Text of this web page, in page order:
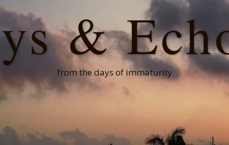
&
from the days of immaturity